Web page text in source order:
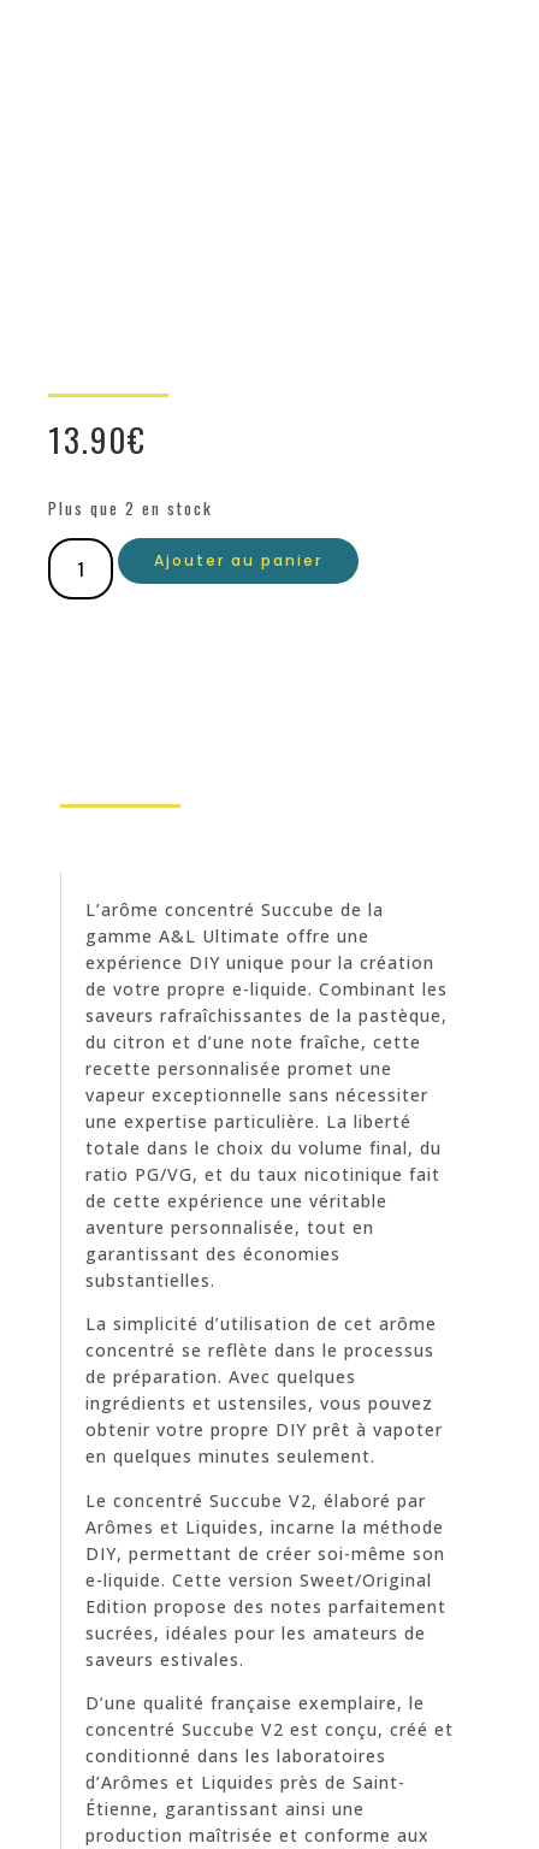
13.90€
Plus que 2 en stock
Ajouter au panier
L’arôme concentré Succube de la
gamme A&L Ultimate offre une
expérience DIY unique pour la création
de votre propre e-liquide. Combinant les
saveurs rafraîchissantes de la pastèque,
du citron et d’une note fraîche, cette
recette personnalisée promet une
vapeur exceptionnelle sans nécessiter
une expertise particulière. La liberté
totale dans le choix du volume final, du
ratio PG/VG, et du taux nicotinique fait
de cette expérience une véritable
aventure personnalisée, tout en
garantissant des économies
substantielles.
La simplicité d’utilisation de cet arôme
concentré se reflète dans le processus
de préparation. Avec quelques
ingrédients et ustensiles, vous pouvez
obtenir votre propre DIY prêt à vapoter
en quelques minutes seulement.
Le concentré Succube V2, élaboré par
Arômes et Liquides, incarne la méthode
DIY, permettant de créer soi-même son
e-liquide. Cette version Sweet/Original
Edition propose des notes parfaitement
sucrées, idéales pour les amateurs de
saveurs estivales.
D’une qualité française exemplaire, le
concentré Succube V2 est conçu, créé et
conditionné dans les laboratoires
d’Arômes et Liquides près de Saint-
Étienne, garantissant ainsi une
production maîtrisée et conforme aux